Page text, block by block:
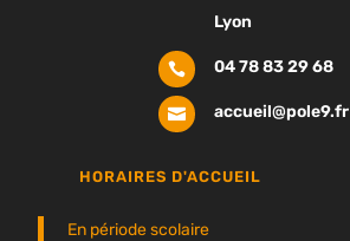
Lyon
 04 78 83 29 68
 accueil@pole9.fr
HORAIRES D'ACCUEIL
En période scolaire